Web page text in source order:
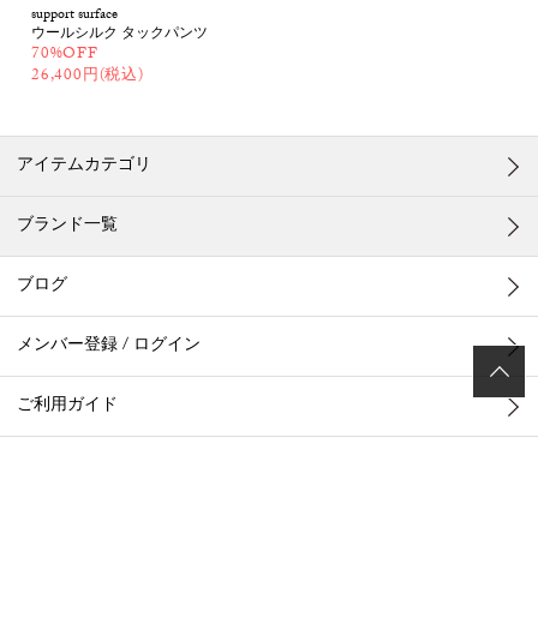
support surface
ウールシルク タックパンツ
70%OFF
26,400円(税込)
アイテムカテゴリ
ブランド一覧
ブログ
メンバー登録 / ログイン
ご利用ガイド